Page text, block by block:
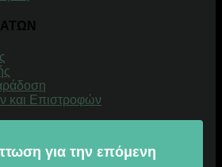
και Επιστροφών
για την επόμενη